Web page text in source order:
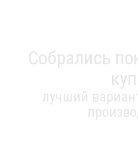
Собрались
лучший